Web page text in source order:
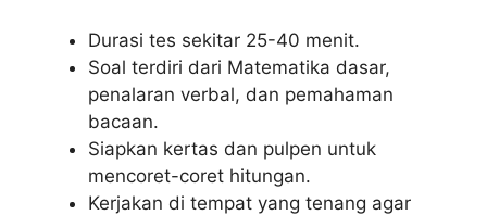
Durasi tes sekitar 25-40 menit.
Soal terdiri dari Matematika dasar,
penalaran verbal, dan pemahaman
bacaan.
Siapkan kertas dan pulpen untuk
mencoret-coret hitungan.
Kerjakan di tempat yang tenang agar